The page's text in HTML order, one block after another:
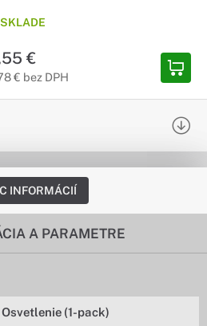
€
€ bez DPH
INFORMÁCIÍ
A PARAMETRE
Osvetlenie (1-pack)